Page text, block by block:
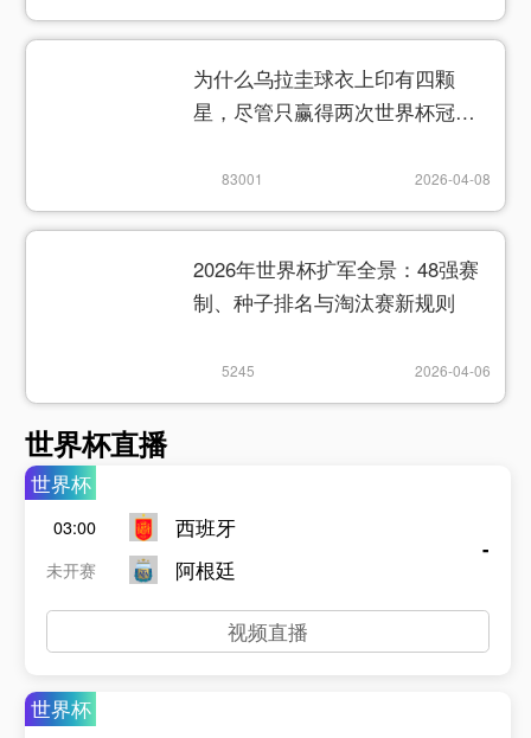
为什么乌拉圭球衣上印有四颗
星，尽管只赢得两次世界杯冠
83001 2026-04-08
2026年世界杯扩军全景：48强赛
制、种子排名与淘汰赛新规则
5245 2026-04-06
世界杯直播
世界杯
03:00
未开赛
西班牙
阿根廷
-
视频直播
世界杯